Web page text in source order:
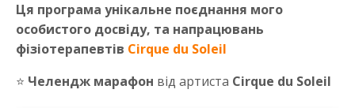
Ця програма унікальне поєднання мого
особистого досвіду, та напрацювань
фізіотерапевтів Cirque du Soleil
⭐️ Челендж марафон від артиста Cirque du Soleil